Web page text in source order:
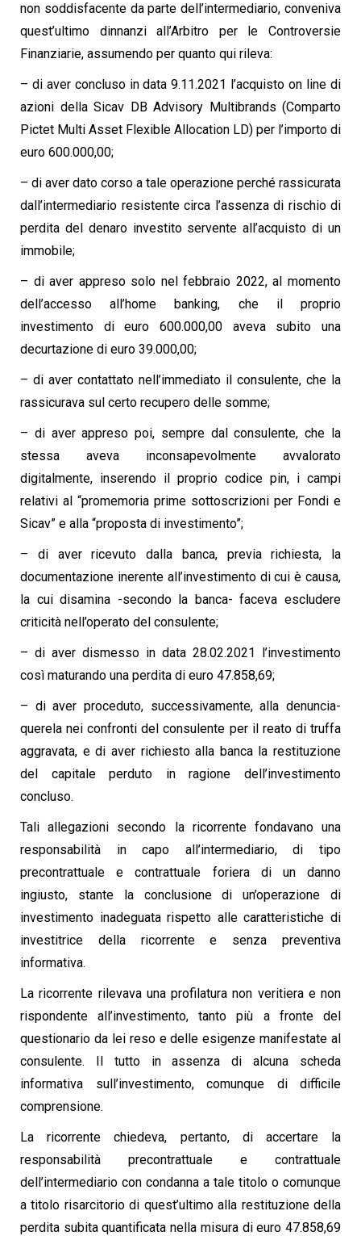
non soddisfacente da parte dell’intermediario, conveniva
quest’ultimo dinnanzi all’Arbitro per le Controversie
Finanziarie, assumendo per quanto qui rileva:
– di aver concluso in data 9.11.2021 l’acquisto on line di
azioni della Sicav DB Advisory Multibrands (Comparto
Pictet Multi Asset Flexible Allocation LD) per l’importo di
euro 600.000,00;
– di aver dato corso a tale operazione perché rassicurata
dall’intermediario resistente circa l’assenza di rischio di
perdita del denaro investito servente all’acquisto di un
immobile;
– di aver appreso solo nel febbraio 2022, al momento
dell’accesso all’home banking, che il proprio
investimento di euro 600.000,00 aveva subito una
decurtazione di euro 39.000,00;
– di aver contattato nell’immediato il consulente, che la
rassicurava sul certo recupero delle somme;
– di aver appreso poi, sempre dal consulente, che la
stessa aveva inconsapevolmente avvalorato
digitalmente, inserendo il proprio codice pin, i campi
relativi al “promemoria prime sottoscrizioni per Fondi e
Sicav” e alla “proposta di investimento”;
– di aver ricevuto dalla banca, previa richiesta, la
documentazione inerente all’investimento di cui è causa,
la cui disamina -secondo la banca- faceva escludere
criticità nell’operato del consulente;
– di aver dismesso in data 28.02.2021 l’investimento
così maturando una perdita di euro 47.858,69;
– di aver proceduto, successivamente, alla denuncia-
querela nei confronti del consulente per il reato di truffa
aggravata, e di aver richiesto alla banca la restituzione
del capitale perduto in ragione dell’investimento
concluso.
Tali allegazioni secondo la ricorrente fondavano una
responsabilità in capo all’intermediario, di tipo
precontrattuale e contrattuale foriera di un danno
ingiusto, stante la conclusione di un’operazione di
investimento inadeguata rispetto alle caratteristiche di
investitrice della ricorrente e senza preventiva
informativa.
La ricorrente rilevava una profilatura non veritiera e non
rispondente all’investimento, tanto più a fronte del
questionario da lei reso e delle esigenze manifestate al
consulente. Il tutto in assenza di alcuna scheda
informativa sull’investimento, comunque di difficile
comprensione.
La ricorrente chiedeva, pertanto, di accertare la
responsabilità precontrattuale e contrattuale
dell’intermediario con condanna a tale titolo o comunque
a titolo risarcitorio di quest’ultimo alla restituzione della
perdita subita quantificata nella misura di euro 47.858,69